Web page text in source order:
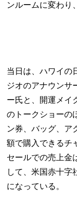
ンルームに変わり
当日は、ハワイの
ジオのアナウンサ
ー氏と、開運メイ
のトークショーの
ン券、バッグ、ア
額で購入できるチ
セールでの売上金
して、米国赤十字
になっている。